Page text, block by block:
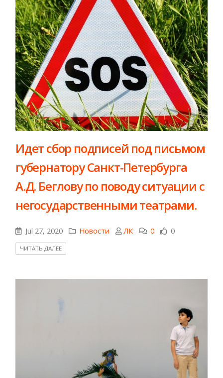
Идет сбор подписей под письмом
губернатору Санкт-Петербурга
А.Д. Беглову по поводу ситуации с
негосударственными театрами.
Jul 27, 2020 Новости ЛК 0 0
ЧИТАТЬ ДАЛЕЕ